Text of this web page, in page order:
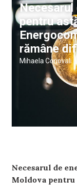
Necesarul
pentru
rămâne
Mihaela Conovali |
Necesarul de
Moldova pentru